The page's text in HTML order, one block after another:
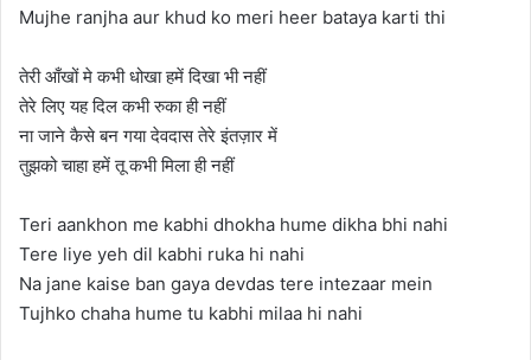
Mujhe ranjha aur khud ko meri heer bataya karti thi
तेरी आँखों मे कभी धोखा हमें दिखा भी नहीं
तेरे लिए यह दिल कभी रुका ही नहीं
ना जाने कैसे बन गया देवदास तेरे इंतज़ार में
तुझको चाहा हमें तू कभी मिला ही नहीं
Teri aankhon me kabhi dhokha hume dikha bhi nahi
Tere liye yeh dil kabhi ruka hi nahi
Na jane kaise ban gaya devdas tere intezaar mein
Tujhko chaha hume tu kabhi milaa hi nahi